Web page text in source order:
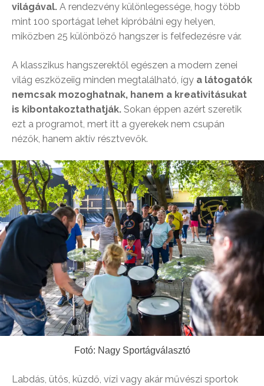
világával. A rendezvény különlegessége, hogy több
mint 100 sportágat lehet kipróbálni egy helyen,
miközben 25 különböző hangszer is felfedezésre vár.
A klasszikus hangszerektől egészen a modern zenei
világ eszközeiig minden megtalálható, így a látogatók
nemcsak mozoghatnak, hanem a kreativitásukat
is kibontakoztathatják. Sokan éppen azért szeretik
ezt a programot, mert itt a gyerekek nem csupán
nézők, hanem aktív résztvevők.
Fotó: Nagy Sportágválasztó
Labdás, ütős, küzdő, vízi vagy akár művészi sportok